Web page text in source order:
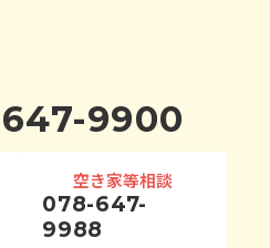
9900
空き家等相談
078-647-
9988